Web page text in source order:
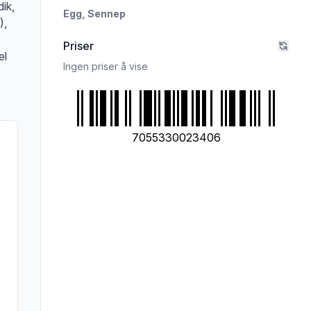
Egg, Sennep
Priser
Ingen priser å vise
7055330023406